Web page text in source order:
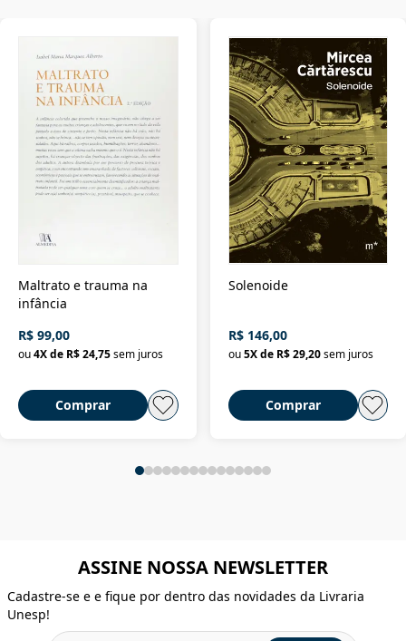
Maltrato e trauma na
infância
R$ 99,00
ou4X de R$ 24,75sem juros
Comprar
Solenoide
R$ 146,00
ou 5X de R$ 29,20 sem juros
Comprar
ASSINE NOSSA NEWSLETTER
Cadastre-se e e fique por dentro das novidades da Livraria
Unesp!